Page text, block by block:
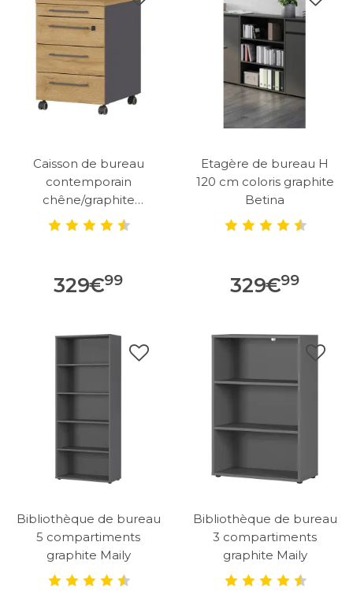
Caisson de bureau
contemporain
chêne/graphite
Louisiane
329€99
Etagère de bureau H
120 cm coloris graphite
Betina
329€99
Bibliothèque de bureau
5 compartiments
graphite Maily
Bibliothèque de bureau
3 compartiments
graphite Maily